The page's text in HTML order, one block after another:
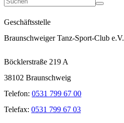
Geschäftsstelle
Braunschweiger Tanz-Sport-Club e.V.
Böcklerstraße 219 A
38102 Braunschweig
Telefon: 0531 799 67 00
Telefax: 0531 799 67 03